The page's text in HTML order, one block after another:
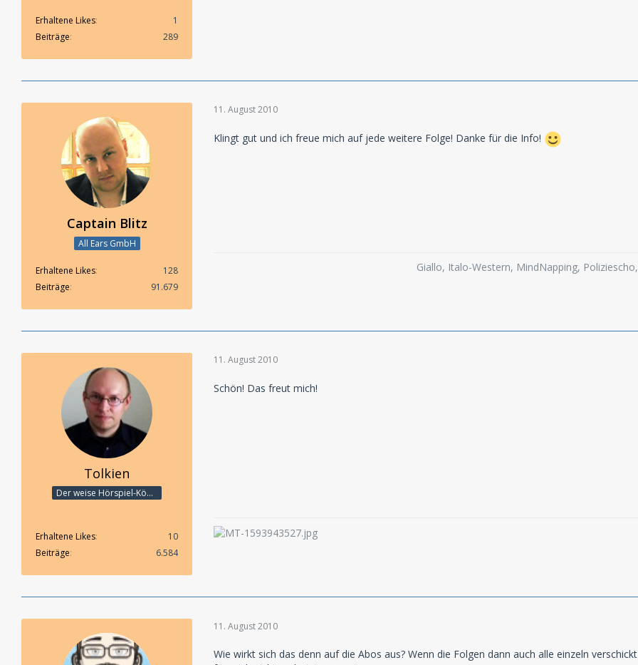
Erhaltene Likes
1
Beiträge
289
Captain Blitz
All Ears GmbH
Erhaltene Likes
128
Beiträge
91.679
11. August 2010
Klingt gut und ich freue mich auf jede weitere Folge! Danke für die Info!
Giallo, Italo-Western, MindNapping,
Tolkien
Der weise Hörspiel-König
Erhaltene Likes
10
Beiträge
6.584
11. August 2010
Schön! Das freut mich!
11. August 2010
Wie wirkt sich das denn auf die Abos aus? Wenn die Folgen dann auch alle einzeln